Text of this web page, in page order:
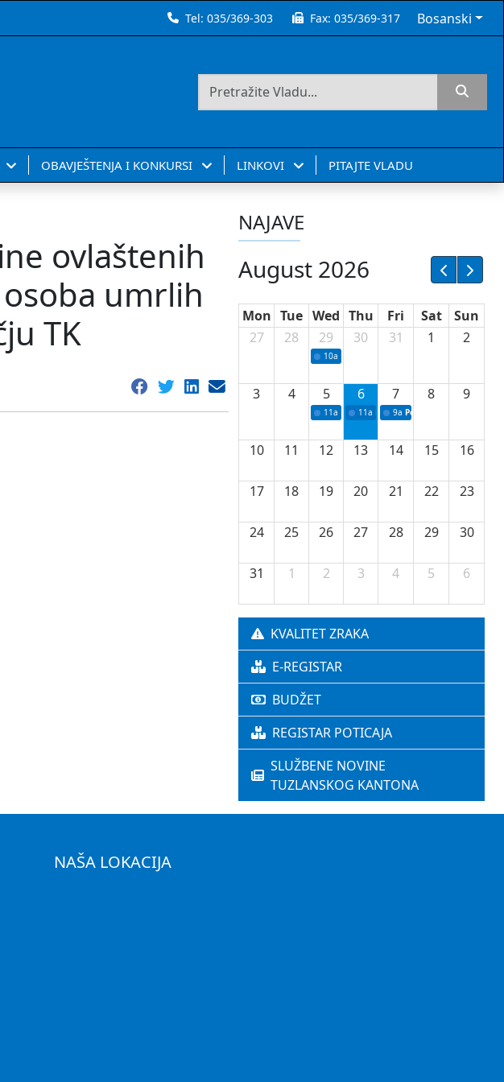
Tel:035/369-303 Fax:035/369-317 Bosanski
OBAVJEŠTENJA I KONKURSI LINKOVI PITAJTE VLADU
ovlaštenih
umrlih
TK
NAJAVE
August 2026
Mon Tue Wed Thu Fri Sat
Sun
27
28 29
10a Potpisivanje ugovora sa neprofitnim
30 31 1 2
3 4 5
11a Potpisivanje ugovora o stipendijama
6
11a Podrška razvoju vodne
7
9a Početak izgradnje nove
8 9
10 11 12 13 14 15 16
17 18 19 20 21 22 23
24 25 26 27 28 29 30
31 1 2 3 4 5 6
KVALITET ZRAKA
E-REGISTAR
BUDŽET
REGISTAR POTICAJA
SLUŽBENE NOVINE
TUZLANSKOG KANTONA
NAŠA LOKACIJA